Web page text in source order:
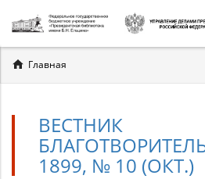
Вы
здесь
Главная
ВЕСТНИК
1899, № 10 (ОКТ.)